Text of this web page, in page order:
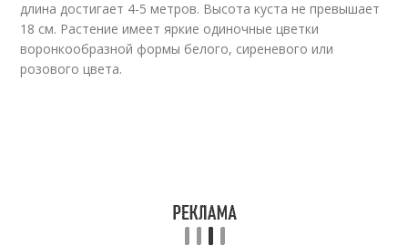
Фаршированный
длина достигает 4-5 метров. Высота куста не превышает
18 см. Растение имеет яркие одиночные цветки
воронкообразной формы белого, сиреневого или
розового цвета.